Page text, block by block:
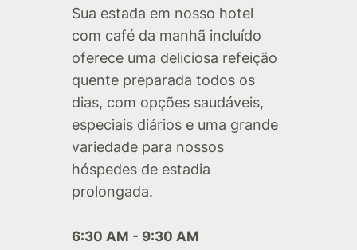
Sua estada em nosso hotel
com café da manhã incluído
oferece uma deliciosa refeição
quente preparada todos os
dias, com opções saudáveis,
especiais diários e uma grande
variedade para nossos
hóspedes de estadia
prolongada.
6:30 AM - 9:30 AM